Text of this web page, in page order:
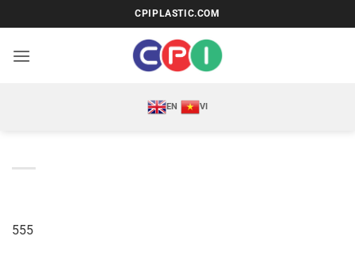
qua
nội
CPIPLASTIC.COM
EN VI
555